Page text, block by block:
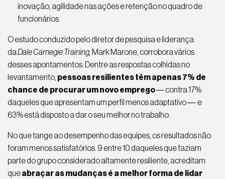
inovação, agilidade nas ações e retenção no quadro de
funcionários.
O estudo conduzido pelo diretor depesquisa e liderança
daDale Carnegie Training, Mark Marone, corrobora vários
desses apontamentos. Dentre as respostas colhidas no
levantamento, pessoasresilientestêm apenas 7% de
chance de procurar um novo emprego― contra 17%
daqueles que apresentam um perfil menosadaptativo ― e
63% está disposto a dar o seu melhor no trabalho.
No que tange ao desempenho das equipes, os resultados não
foram menos satisfatórios. 9 entre 10 daqueles que faziam
parte do grupo considerado altamenteresiliente, acreditam
queabraçar as mudanças é a melhor forma de lidar